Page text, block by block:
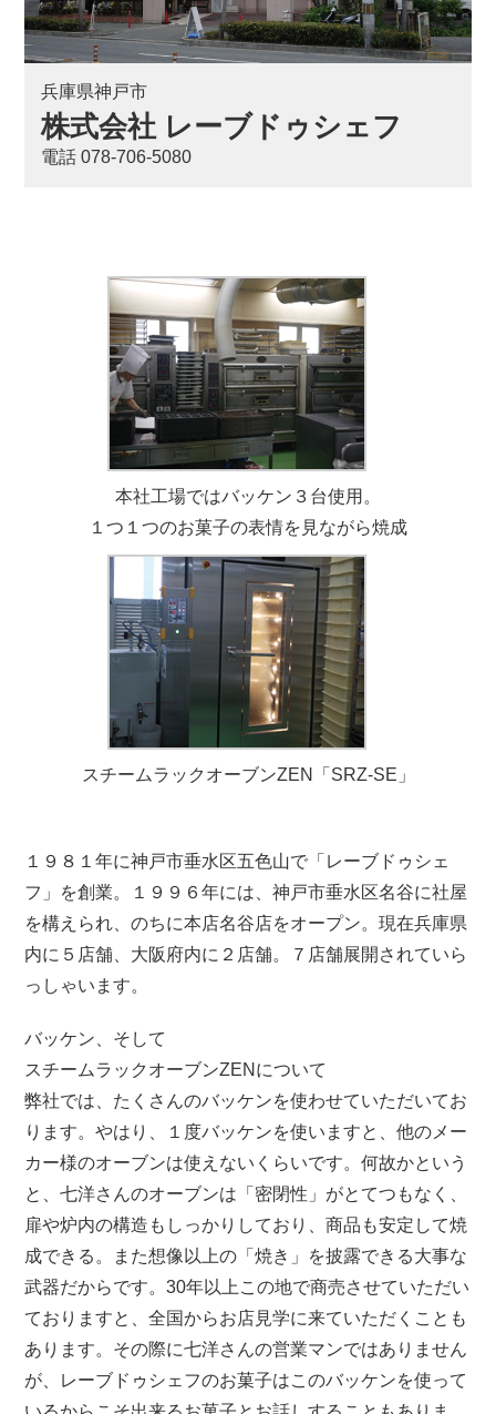
兵庫県神戸市
株式会社 レーブドゥシェフ
電話 078-706-5080
本社工場ではバッケン３台使用。
１つ１つのお菓子の表情を見ながら焼成
スチームラックオーブンZEN「SRZ-SE」
１９８１年に神戸市垂水区五色山で「レーブドゥシェ
フ」を創業。１９９６年には、神戸市垂水区名谷に社屋
を構えられ、のちに本店名谷店をオープン。現在兵庫県
内に５店舗、大阪府内に２店舗。７店舗展開されていら
っしゃいます。
バッケン、そして
スチームラックオーブンZENについて
弊社では、たくさんのバッケンを使わせていただいてお
ります。やはり、１度バッケンを使いますと、他のメー
カー様のオーブンは使えないくらいです。何故かという
と、七洋さんのオーブンは「密閉性」がとてつもなく、
扉や炉内の構造もしっかりしており、商品も安定して焼
成できる。また想像以上の「焼き」を披露できる大事な
武器だからです。30年以上この地で商売させていただい
ておりますと、全国からお店見学に来ていただくことも
あります。その際に七洋さんの営業マンではありません
が、レーブドゥシェフのお菓子はこのバッケンを使って